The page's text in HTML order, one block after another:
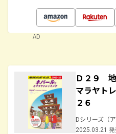
AD
Ｄ２９
マラヤト
２６
Dシリーズ（
2025.03.21